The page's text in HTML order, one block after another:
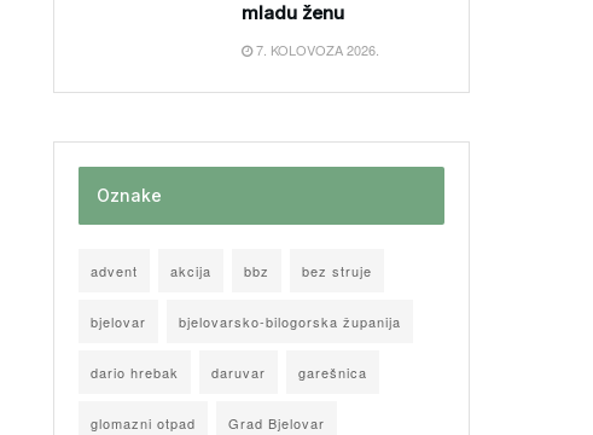
mladu ženu
7. KOLOVOZA 2026.
Oznake
advent akcija bbz bez struje
bjelovar bjelovarsko-bilogorska županija
dario hrebak daruvar garešnica
glomazni otpad Grad Bjelovar